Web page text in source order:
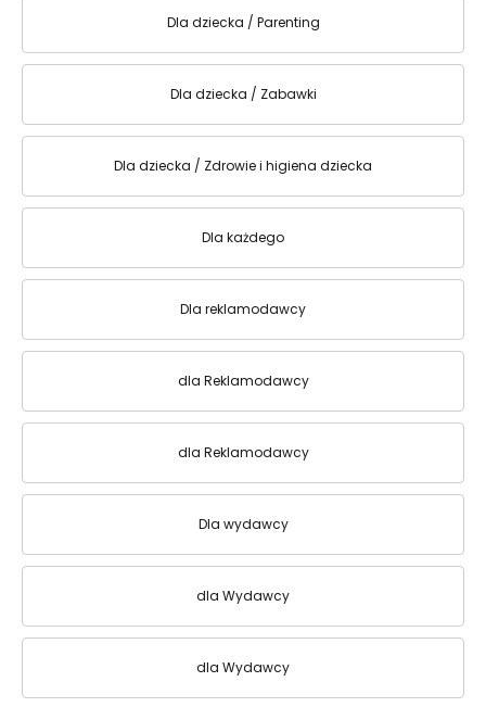
Dla dziecka / Parenting
Dla dziecka / Zabawki
Dla dziecka / Zdrowie i higiena dziecka
Dla każdego
Dla reklamodawcy
dla Reklamodawcy
dla Reklamodawcy
Dla wydawcy
dla Wydawcy
dla Wydawcy